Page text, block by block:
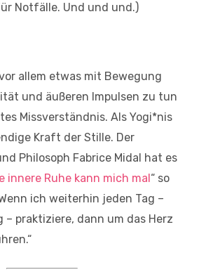
Notfälle. Und und und.)
allem etwas mit Bewegung
und äußeren Impulsen zu tun
Missverständnis. Als Yogi*nis
Kraft der Stille. Der
Philosoph Fabrice Midal hat es
innere Ruhe kann mich mal “ so
ich weiterhin jeden Tag –
– praktiziere, dann um das Herz